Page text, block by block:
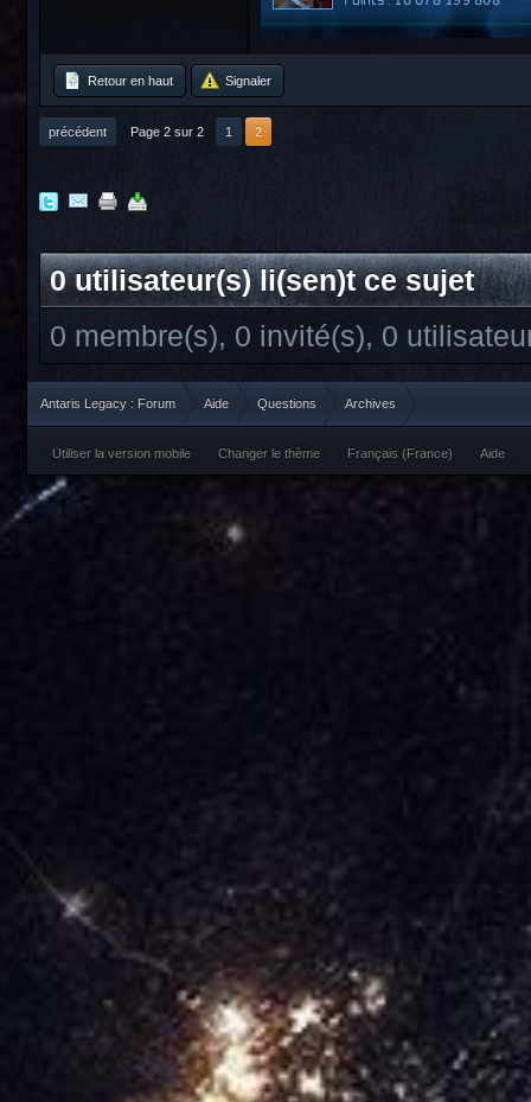
Retour en haut Signaler
précédent Page 2 sur 2 1 2
0 utilisateur(s) li(sen)t ce sujet
0 membre(s), 0 invité(s), 0
Antaris Legacy : Forum Aide Questions Archives
Utiliser la version mobile Changer le thème Français (France) Aide